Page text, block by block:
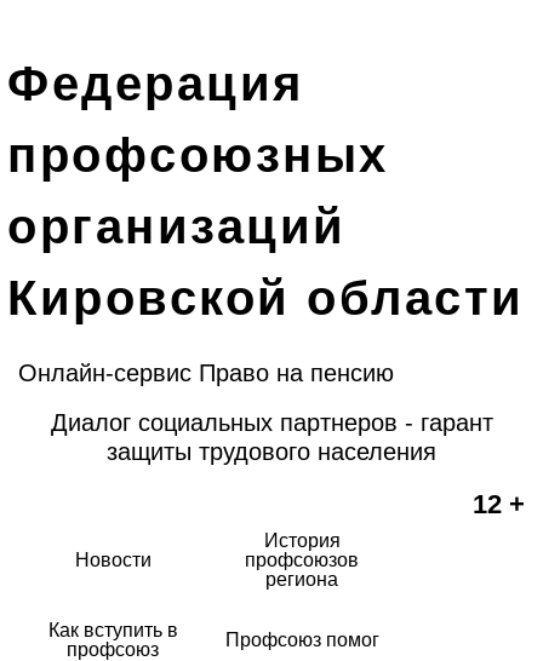
Федерация
профсоюзных
организаций
Кировской области
Онлайн-сервис Право на пенсию
Диалог социальных партнеров - гарант
защиты трудового населения
12 +
Новости
История
профсоюзов
региона
Как вступить в
профсоюз
Профсоюз помог